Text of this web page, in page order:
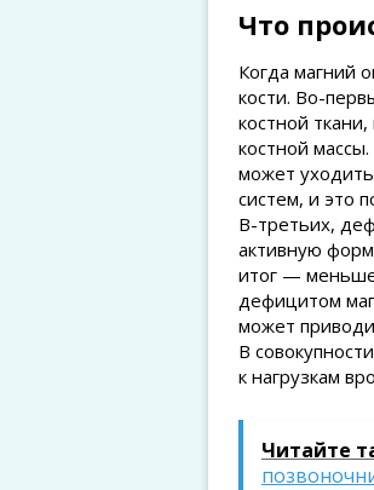
Что
Когда магний
кости. Во-
костной
костной
может
систем, и это
В-третьих,
активную
итог —
дефицитом
может
В
к нагрузкам
Читайте